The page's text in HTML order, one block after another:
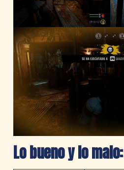
Lo bueno y lo malo: